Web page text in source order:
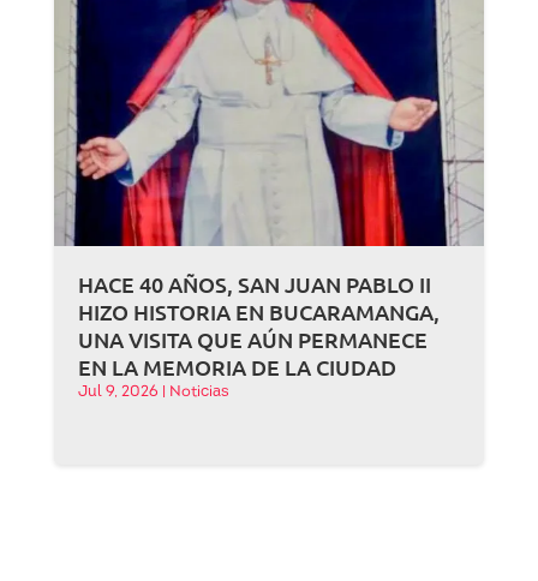
HACE 40 AÑOS, SAN JUAN PABLO II
HIZO HISTORIA EN BUCARAMANGA,
UNA VISITA QUE AÚN PERMANECE
EN LA MEMORIA DE LA CIUDAD
Jul 9, 2026 Noticias